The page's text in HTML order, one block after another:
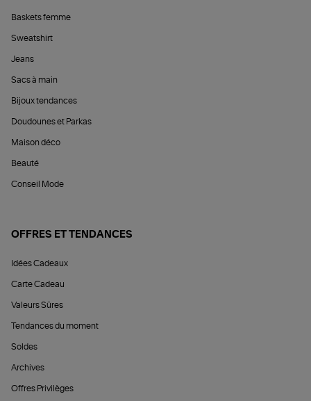
Baskets femme
Sweatshirt
Jeans
Sacs à main
Bijoux tendances
Doudounes et Parkas
Maison déco
Beauté
Conseil Mode
OFFRES ET TENDANCES
Idées Cadeaux
Carte Cadeau
Valeurs Sûres
Tendances du moment
Soldes
Archives
Offres Privilèges